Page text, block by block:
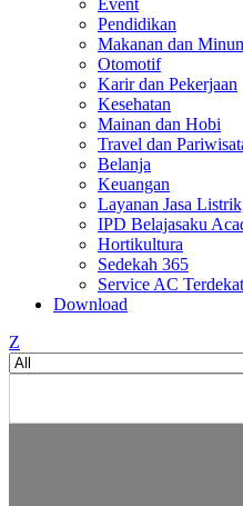
Event
Pendidikan
Makanan dan
Otomotif
Karir dan Pekerjaan
Kesehatan
Mainan dan Hobi
Travel dan
Belanja
Keuangan
Layanan Jasa
IPD Belajasaku
Hortikultura
Sedekah 365
Service AC
Download
Z